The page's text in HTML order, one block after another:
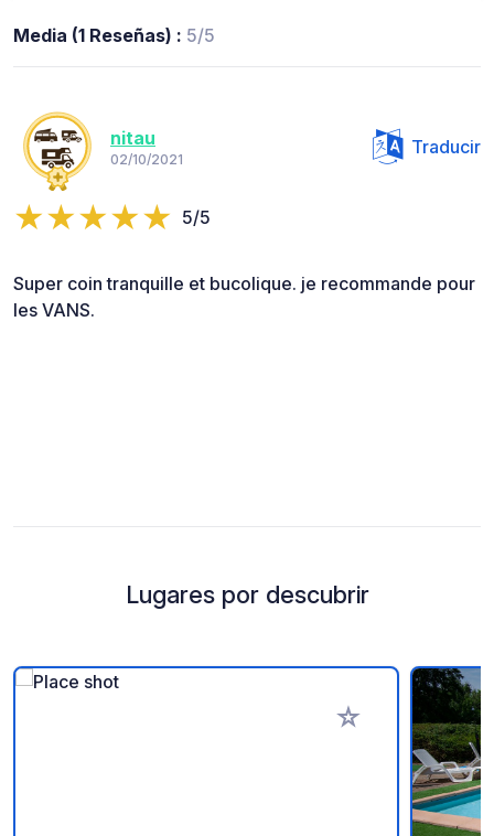
Media (1 Reseñas) : 5/5
nitau
02/10/2021
Traducir
5/5
Super coin tranquille et bucolique. je recommande pour
les VANS.
Lugares por descubrir
Añadir a tus